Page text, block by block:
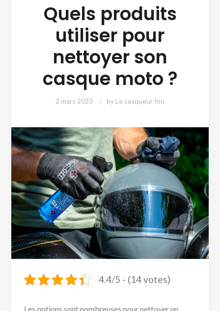
Quels produits
utiliser pour
nettoyer son
casque moto ?
2 mars 2023 by Le casqueur fou
4.4/5 - (14 votes)
Les options sont nombreuses pour nettoyer un